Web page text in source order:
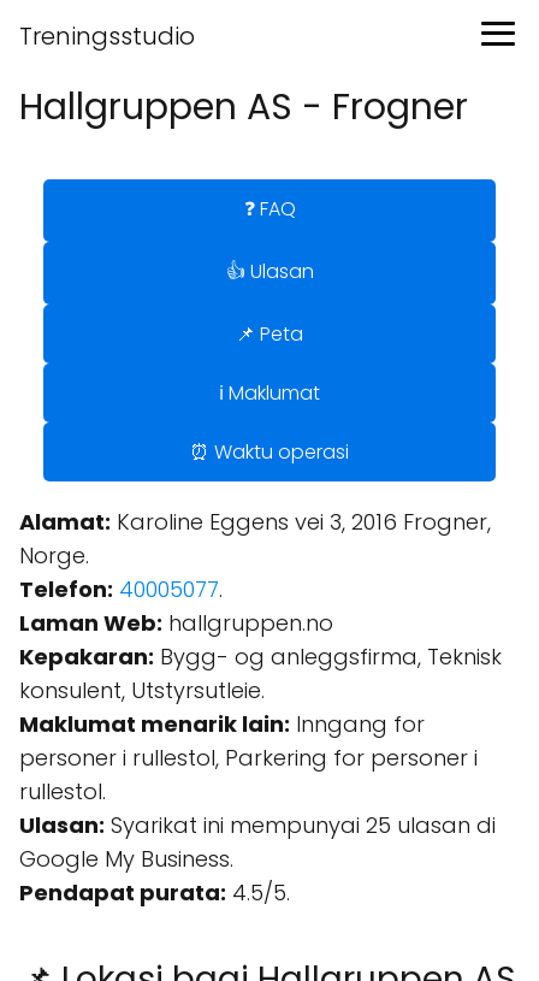
Treningsstudio
Hallgruppen AS - Frogner
❓ FAQ
👍 Ulasan
📌 Peta
ℹ️ Maklumat
⏰ Waktu operasi
Alamat: Karoline Eggens vei 3, 2016 Frogner,
Norge.
Telefon: 40005077.
Laman Web: hallgruppen.no
Kepakaran: Bygg- og anleggsfirma, Teknisk
konsulent, Utstyrsutleie.
Maklumat menarik lain: Inngang for
personer i rullestol, Parkering for personer i
rullestol.
Ulasan: Syarikat ini mempunyai 25 ulasan di
Google My Business.
Pendapat purata: 4.5/5.